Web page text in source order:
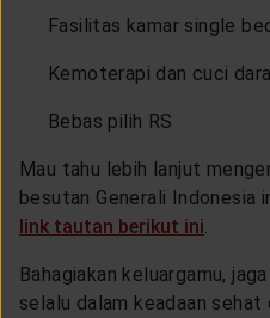
Fasilitas kamar single
Kemoterapi dan cuci
Bebas pilih RS
Mau tahu lebih lanjut
besutan Generali Indonesia
link tautan berikut ini
Bahagiakan keluargamu,
selalu dalam keadaan